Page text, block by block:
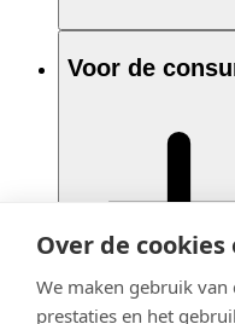
Over de
We maken gebruik
prestaties en het
Voor de